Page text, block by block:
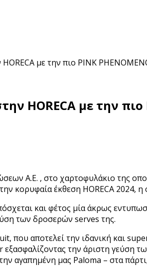
με την πιο PINK
HORECA με την
Α.Ε. , στο χαρτοφυλάκιο της
κορυφαία έκθεση HORECA
και φέτος μία άκρως
των δροσερών serves της.
που αποτελεί την ιδανική και
εξασφαλίζoντας την άριστη
αγαπημένη μας Paloma – στα